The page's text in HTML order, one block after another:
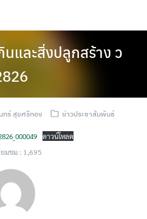
และสิ่งปลูกสร้าง ว
ทร์ สุขศรีทอง ข่าวประชาสัมพันธ์
ดาวน์โหลด
ยมชม : 1,695